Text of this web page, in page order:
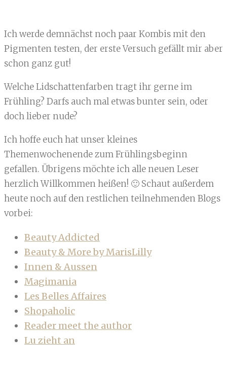
Ich werde demnächst noch paar Kombis mit den
Pigmenten testen, der erste Versuch gefällt mir aber
schon ganz gut!
Welche Lidschattenfarben tragt ihr gerne im
Frühling? Darfs auch mal etwas bunter sein, oder
doch lieber nude?
Ich hoffe euch hat unser kleines
Themenwochenende zum Frühlingsbeginn
gefallen. Übrigens möchte ich alle neuen Leser
herzlich Willkommen heißen! 🙂 Schaut außerdem
heute noch auf den restlichen teilnehmenden Blogs
vorbei:
Beauty Addicted
Beauty & More by MarisLilly
Innen & Aussen
Magimania
Les Belles Affaires
Shopaholic
Reader meet the author
Lu zieht an